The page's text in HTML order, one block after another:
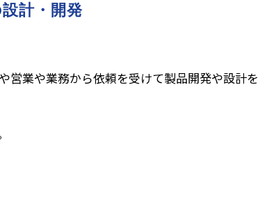
計・開発
営業や業務から依頼を受けて製品開発や設計を